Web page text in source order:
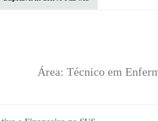
Área: Técnico em